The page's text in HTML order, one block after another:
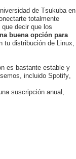
de Tsukuba en
totalmente
decir que los
buena opción para
tu distribución de Linux,
es bastante estable y
incluido Spotify,
suscripción anual,